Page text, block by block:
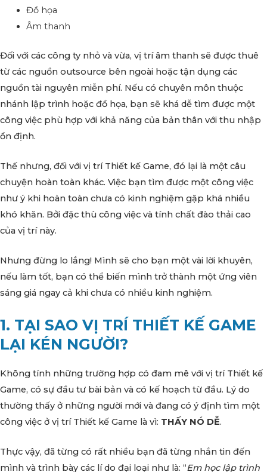
Đồ họa
Âm thanh
Đối với các công ty nhỏ và vừa, vị trí âm thanh sẽ được thuê
từ các nguồn outsource bên ngoài hoặc tận dụng các
nguồn tài nguyên miễn phí. Nếu có chuyên môn thuộc
nhánh lập trình hoặc đồ họa, bạn sẽ khá dễ tìm được một
công việc phù hợp với khả năng của bản thân với thu nhập
ổn định.
Thế nhưng, đối với vị trí Thiết kế Game, đó lại là một câu
chuyện hoàn toàn khác. Việc bạn tìm được một công việc
như ý khi hoàn toàn chưa có kinh nghiệm gặp khá nhiều
khó khăn. Bởi đặc thù công việc và tính chất đào thải cao
của vị trí này.
Nhưng đừng lo lắng! Mình sẽ cho bạn một vài lời khuyên,
nếu làm tốt, bạn có thể biến mình trở thành một ứng viên
sáng giá ngay cả khi chưa có nhiều kinh nghiệm.
1. TẠI SAO VỊ TRÍ THIẾT KẾ GAME
LẠI KÉN NGƯỜI?
Không tính những trường hợp có đam mê với vị trí Thiết kế
Game, có sự đầu tư bài bản và có kế hoạch từ đầu. Lý do
thường thấy ở những người mới và đang có ý định tìm một
công việc ở vị trí Thiết kế Game là vì: THẤY NÓ DỄ.
Thực vậy, đã từng có rất nhiều bạn đã từng nhắn tin đến
mình và trình bày các lí do đại loại như là: “Em học lập trình